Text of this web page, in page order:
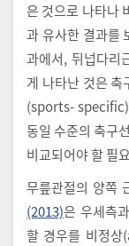
은 것으로 나타나
과 유사한 결과를
과에서, 뒤넙다리
게 나타난 것은 축
(sports- specific)
동일 수준의 축구
비교되어야 할 필
무릎관절의 양쪽
(2013)은 우세측
할 경우를 비정